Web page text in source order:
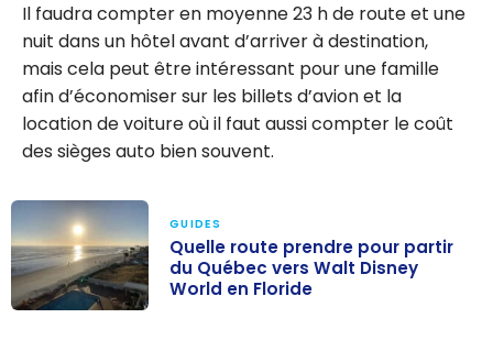
Il faudra compter en moyenne 23 h de route et une
nuit dans un hôtel avant d’arriver à destination,
mais cela peut être intéressant pour une famille
afin d’économiser sur les billets d’avion et la
location de voiture où il faut aussi compter le coût
des sièges auto bien souvent.
GUIDES
Quelle route prendre pour partir
du Québec vers Walt Disney
World en Floride